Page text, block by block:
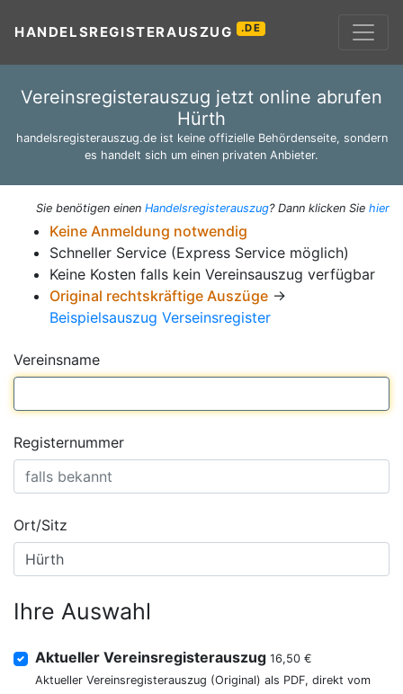
HANDELSREGISTERAUSZUG .DE
Vereinsregisterauszug jetzt online abrufen
Hürth
handelsregisterauszug.de ist keine offizielle Behördenseite, sondern
es handelt sich um einen privaten Anbieter.
Sie benötigen einen Handelsregisterauszug? Dann klicken Sie hier
Keine Anmeldung notwendig
Schneller Service (Express Service möglich)
Keine Kosten falls kein Vereinsauszug verfügbar
Original rechtskräftige Auszüge →
Beispielsauszug Verseinsregister
Vereinsname
Registernummer
Ort/Sitz
Ihre Auswahl
Aktueller Vereinsregisterauszug 16,50 €
Aktueller Vereinsregisterauszug (Original) als PDF, direkt vom